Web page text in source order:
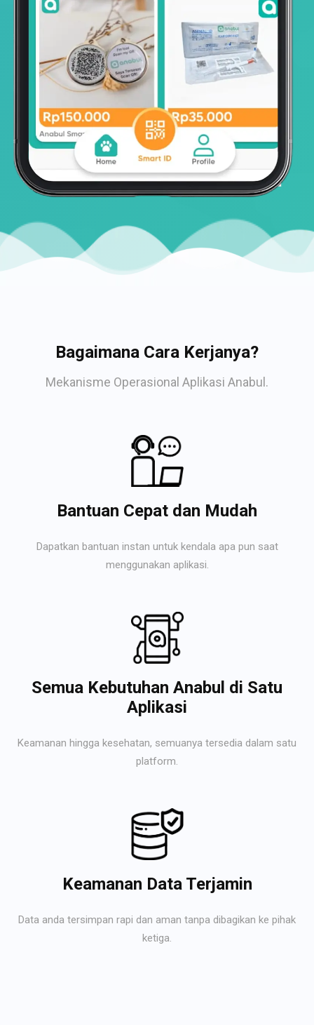
Bagaimana Cara Kerjanya?
Mekanisme Operasional Aplikasi Anabul.
Bantuan Cepat dan Mudah
Dapatkan bantuan instan untuk kendala apa pun saat
menggunakan aplikasi.
Semua Kebutuhan Anabul di Satu
Aplikasi
Keamanan hingga kesehatan, semuanya tersedia dalam satu
platform.
Keamanan Data Terjamin
Data anda tersimpan rapi dan aman tanpa dibagikan ke pihak
ketiga.